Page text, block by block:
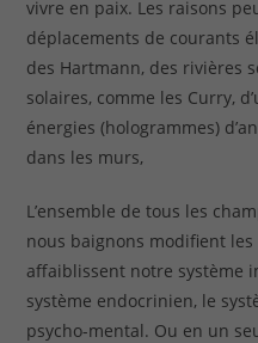
vivre en paix. Les raisons
déplacements de courants
des Hartmann, des rivières
solaires, comme les Curry,
énergies (hologrammes)
dans les murs,
L’ensemble de tous les
nous baignons modifient
affaiblissent notre système
système endocrinien, le
psycho-mental. Ou en un